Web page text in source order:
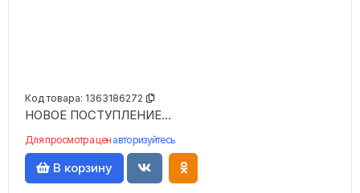
Код товара: 1363186272
НОВОЕ ПОСТУПЛЕНИЕ...
Для просмотра цен авторизуйтесь
В корзину